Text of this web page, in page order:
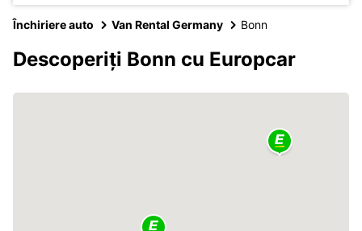
Închiriere auto Van Rental Germany Bonn
Descoperiți Bonn cu Europcar